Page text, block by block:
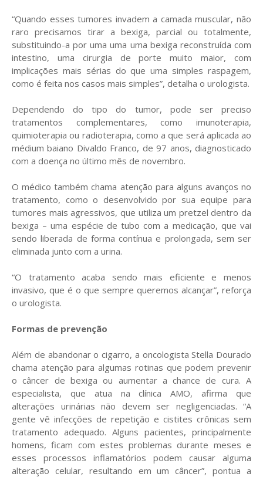
“Quando esses tumores invadem a camada muscular, não
raro precisamos tirar a bexiga, parcial ou totalmente,
substituindo-a por uma uma uma bexiga reconstruída com
intestino, uma cirurgia de porte muito maior, com
implicações mais sérias do que uma simples raspagem,
como é feita nos casos mais simples”, detalha o urologista.
Dependendo do tipo do tumor, pode ser preciso
tratamentos complementares, como imunoterapia,
quimioterapia ou radioterapia, como a que será aplicada ao
médium baiano Divaldo Franco, de 97 anos, diagnosticado
com a doença no último mês de novembro.
O médico também chama atenção para alguns avanços no
tratamento, como o desenvolvido por sua equipe para
tumores mais agressivos, que utiliza um pretzel dentro da
bexiga – uma espécie de tubo com a medicação, que vai
sendo liberada de forma contínua e prolongada, sem ser
eliminada junto com a urina.
“O tratamento acaba sendo mais eficiente e menos
invasivo, que é o que sempre queremos alcançar”, reforça
o urologista.
Formas de prevenção
Além de abandonar o cigarro, a oncologista Stella Dourado
chama atenção para algumas rotinas que podem prevenir
o câncer de bexiga ou aumentar a chance de cura. A
especialista, que atua na clínica AMO, afirma que
alterações urinárias não devem ser negligenciadas. “A
gente vê infecções de repetição e cistites crônicas sem
tratamento adequado. Alguns pacientes, principalmente
homens, ficam com estes problemas durante meses e
esses processos inflamatórios podem causar alguma
alteração celular, resultando em um câncer”, pontua a